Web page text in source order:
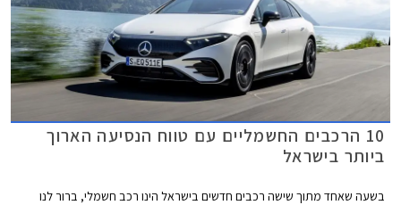
10 הרכבים החשמליים עם טווח הנסיעה הארוך
ביותר בישראל
בשעה שאחד מתוך שישה רכבים חדשים בישראל הינו רכב חשמלי, ברור לנו